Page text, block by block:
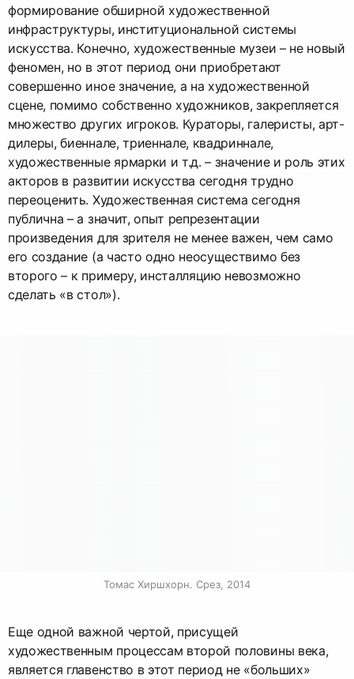
формирование обширной художественной
инфраструктуры, институциональной системы
искусства. Конечно, художественные музеи – не новый
феномен, но в этот период они приобретают
совершенно иное значение, а на художественной
сцене, помимо собственно художников, закрепляется
множество других игроков. Кураторы, галеристы, арт-
дилеры, биеннале, триеннале, квадриннале,
художественные ярмарки и т.д. – значение и роль этих
акторов в развитии искусства сегодня трудно
переоценить. Художественная система сегодня
публична – а значит, опыт репрезентации
произведения для зрителя не менее важен, чем само
его создание (а часто одно неосуществимо без
второго – к примеру, инсталляцию невозможно
сделать «в стол»).
Томас Хиршхорн. Срез, 2014
Еще одной важной чертой, присущей
художественным процессам второй половины века,
является главенство в этот период не «больших»